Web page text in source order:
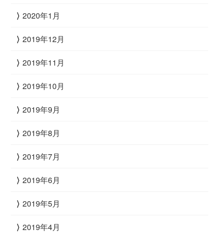
2020年1月
2019年12月
2019年11月
2019年10月
2019年9月
2019年8月
2019年7月
2019年6月
2019年5月
2019年4月